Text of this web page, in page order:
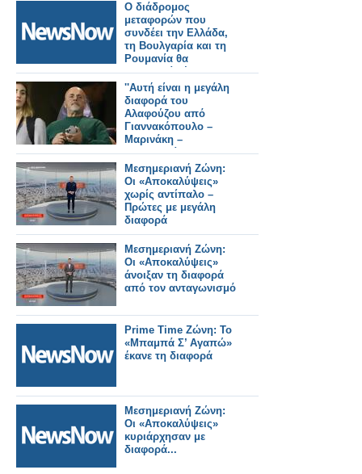
Ο διάδρομος
μεταφορών που
συνδέει την Ελλάδα,
τη Βουλγαρία και τη
Ρουμανία θα
επεκταθεί μέχρι την
Ουκρανία.
''Αυτή είναι η μεγάλη
διαφορά του
Αλαφούζου από
Γιαννακόπουλο –
Μαρινάκη –
Μελισσανίδη''
Μεσημεριανή Ζώνη:
Οι «Αποκαλύψεις»
χωρίς αντίπαλο –
Πρώτες με μεγάλη
διαφορά
Μεσημεριανή Ζώνη:
Οι «Αποκαλύψεις»
άνοιξαν τη διαφορά
από τον ανταγωνισμό
Prime Time Ζώνη: Το
«Μπαμπά Σ’ Αγαπώ»
έκανε τη διαφορά
Μεσημεριανή Ζώνη:
Οι «Αποκαλύψεις»
κυριάρχησαν με
διαφορά...